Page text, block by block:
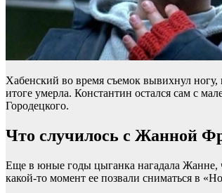
Хабенский во время съемок вывихнул ногу,
итоге умерла. Константин остался сам с
Городецкого.
Что случилось с Жанной
Еще в юные годы цыганка нагадала Жанне,
какой-то момент ее позвали сниматься в